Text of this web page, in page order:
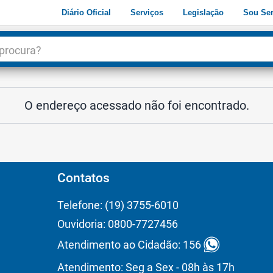
Diário Oficial Serviços Legislação Sou
O endereço acessado não foi encontrado.
Contatos
Telefone: (19) 3755-6010
Ouvidoria: 0800-7727456
Atendimento ao Cidadão: 156
Atendimento: Seg a Sex - 08h às 17h